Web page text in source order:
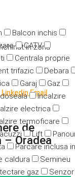
Balcon inchis
CATV
Centrala proprie
trifazic
Debara
Garaj
Gaz
Incalzire
electrica
termoficare
Lift
Parcare inclusa in
caldura
Semineu
gaz
Senzor
in zona
LinkedinEmail
de
– Oradea